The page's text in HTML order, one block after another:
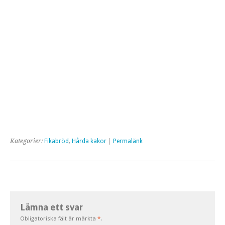
Kategorier: Fikabröd, Hårda kakor Permalänk
Lämna ett svar
Obligatoriska fält är märkta *.